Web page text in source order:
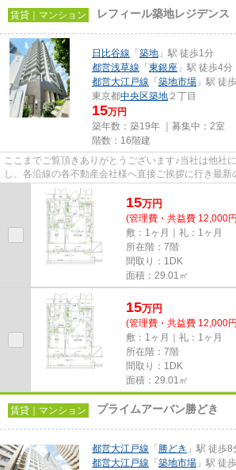
賃貸｜マンション レフィール築地レジデンス
日比谷線 「 築地 」駅 徒歩1分
都営浅草線 「 東銀座 」駅 徒歩4分
都営大江戸線 「 築地市場 」駅 徒
東京都中央区築地 ２丁目
15万円
築年数：築19年 ｜募集中： 2室
階数：16階建
ここまでご覧頂きありがとうございます♪当社は他社
し、各沿線の各不動産会社様へ直接ご挨拶に行き最
しております！最新の情報は...
15万円
(管理費・共益費 12,000
敷：1ヶ月｜礼：1ヶ月
所在階：7階
間取り：1DK
面積：29.01㎡
15万円
(管理費・共益費 12,000
敷：1ヶ月｜礼：1ヶ月
所在階：7階
間取り：1DK
面積：29.01㎡
賃貸｜マンション プライムアーバン勝どき
都営大江戸線 「 勝どき 」駅 徒歩8
都営大江戸線 「 築地市場 」駅 徒